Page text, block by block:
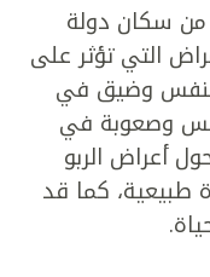
في المائة من سكان دولة
التي تؤثر على
وضيق في
وصعوبة في
أعراض الربو
طبيعية، كما قد